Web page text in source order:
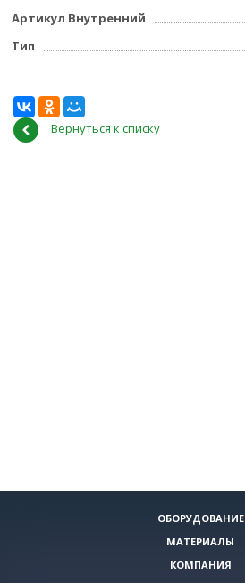
Артикул Внутренний
Тип
Вернуться к списку
ОБОРУДОВАНИЕ
МАТЕРИАЛЫ
КОМПАНИЯ